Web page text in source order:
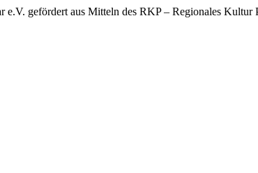
e.V. gefördert aus Mitteln des RKP – Regionales